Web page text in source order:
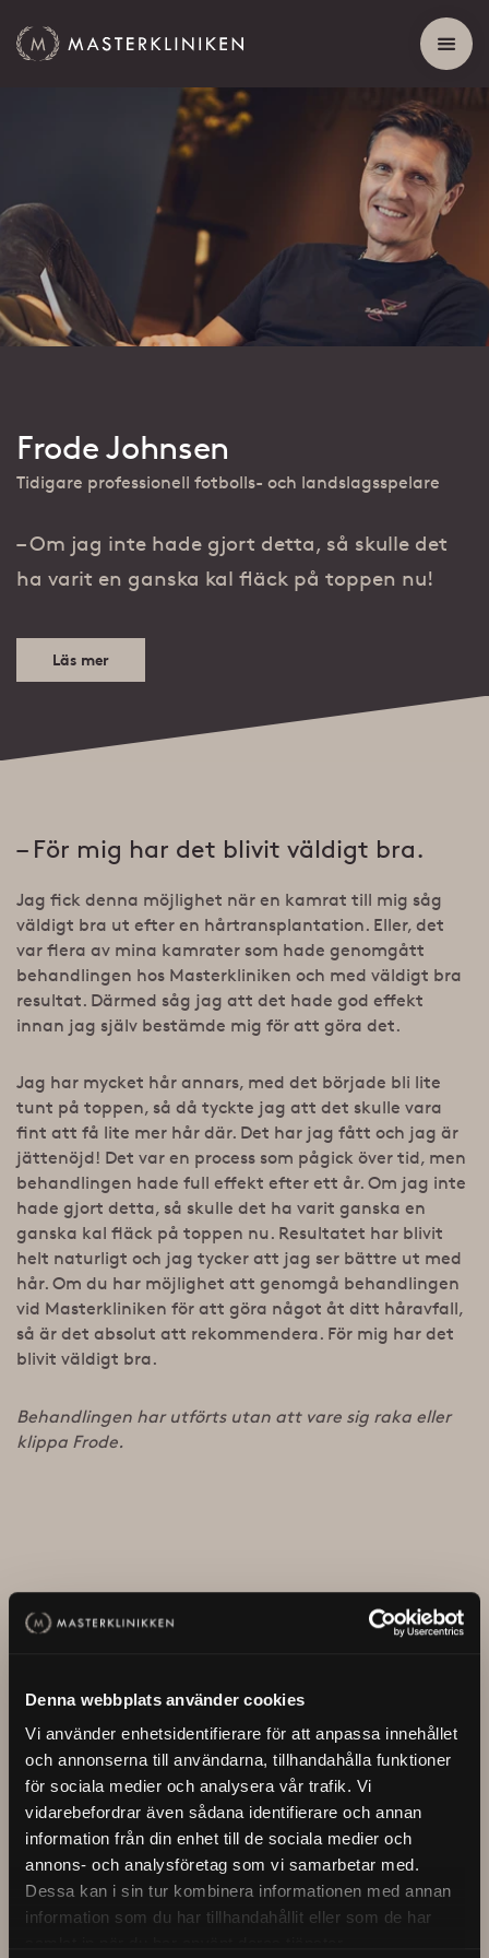
Denna webbplats använder cookies
Vi använder enhetsidentifierare för att anpassa innehållet
och annonserna till användarna, tillhandahålla funktioner
för sociala medier och analysera vår trafik. Vi
vidarebefordrar även sådana identifierare och annan
information från din enhet till de sociala medier och
annons- och analysföretag som vi samarbetar med.
Dessa kan i sin tur kombinera informationen med annan
information som du har tillhandahållit eller som de har
Frode Johnsen
Tidigare professionell fotbolls- och landslagsspelare
– Om jag inte hade gjort detta, så skulle det
ha varit en ganska kal fläck på toppen nu!
Läs mer
– För mig har det blivit väldigt bra.
Jag fick denna möjlighet när en kamrat till mig såg
väldigt bra ut efter en hårtransplantation. Eller, det
var flera av mina kamrater som hade genomgått
behandlingen hos Masterkliniken och med väldigt bra
resultat. Därmed såg jag att det hade god effekt
innan jag själv bestämde mig för att göra det.
Jag har mycket hår annars, med det började bli lite
tunt på toppen, så då tyckte jag att det skulle vara
fint att få lite mer hår där. Det har jag fått och jag är
jättenöjd! Det var en process som pågick över tid, men
behandlingen hade full effekt efter ett år. Om jag inte
hade gjort detta, så skulle det ha varit ganska en
ganska kal fläck på toppen nu. Resultatet har blivit
helt naturligt och jag tycker att jag ser bättre ut med
hår. Om du har möjlighet att genomgå behandlingen
vid Masterkliniken för att göra något åt ditt håravfall,
så är det absolut att rekommendera. För mig har det
blivit väldigt bra.
Behandlingen har utförts utan att vare sig raka eller
klippa Frode.
Flera kundresor
Roar Strand Kai Ytredal